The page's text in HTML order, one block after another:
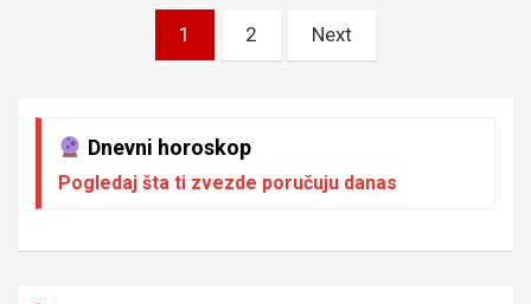
Пагинација1 2 Next
Dnevni horoskop
Pogledaj šta ti zvezde poručuju danas